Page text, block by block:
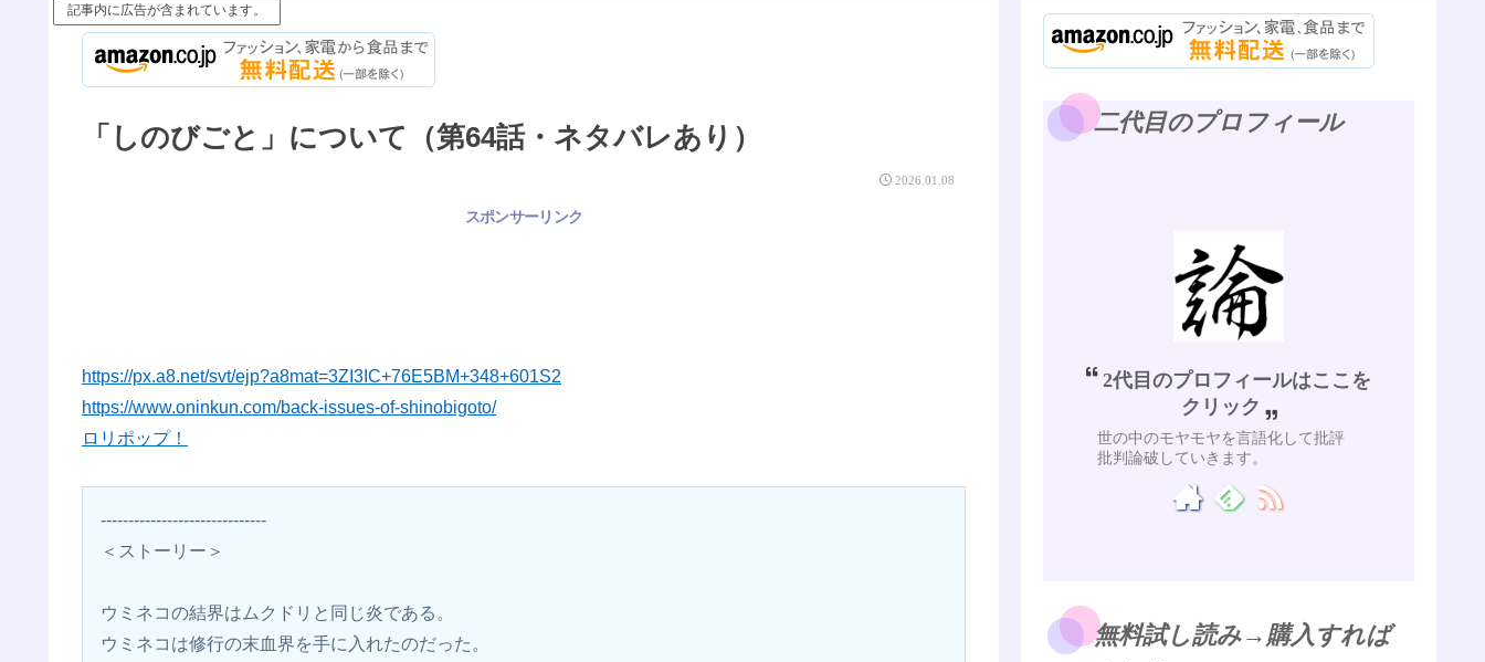
記事内に広告が含まれています。
「しのびごと」について（第64話・ネタバレあり）
2026.01.08
スポンサーリンク
https://px.a8.net/svt/ejp?a8mat=3ZI3IC+76E5BM+348+601S2
https://www.oninkun.com/back-issues-of-shinobigoto/
ロリポップ！
------------------------------
＜ストーリー＞
ウミネコの結界はムクドリと同じ炎である。
ウミネコは修行の末血界を手に入れたのだった。
二代目のプロフィール
2代目のプロフィールはここを
クリック
世の中のモヤモヤを言語化して批評
批判論破していきます。
無料試し読み→購入すれば